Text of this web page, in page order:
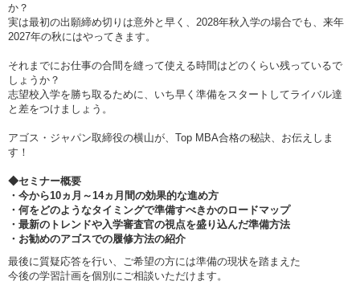
か？
実は最初の出願締め切りは意外と早く、2028年秋入学の場合でも、来年
2027年の秋にはやってきます。
それまでにお仕事の合間を縫って使える時間はどのくらい残っているで
しょうか？
志望校入学を勝ち取るために、いち早く準備をスタートしてライバル達
と差をつけましょう。
アゴス・ジャパン取締役の横山が、Top MBA合格の秘訣、お伝えしま
す！
◆セミナー概要
・今から10ヵ月～14ヵ月間の効果的な進め方
・何をどのようなタイミングで準備すべきかのロードマップ
・最新のトレンドや入学審査官の視点を盛り込んだ準備方法
・お勧めのアゴスでの履修方法の紹介
最後に質疑応答を行い、ご希望の方には準備の現状を踏まえた
今後の学習計画を個別にご相談いただけます。